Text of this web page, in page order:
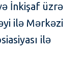
İnkişaf üzrə
ilə Mərkəzi
ilə